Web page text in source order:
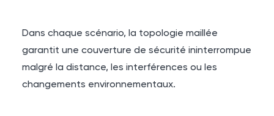
Dans chaque scénario, la topologie maillée
garantit une couverture de sécurité ininterrompue
malgré la distance, les interférences ou les
changements environnementaux.